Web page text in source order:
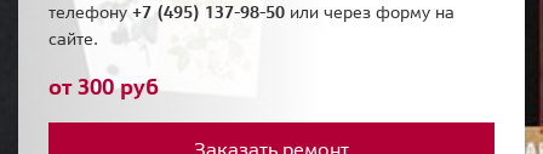
телефону +7 (495) 137-98-50 или через форму на
сайте.
от 300 руб